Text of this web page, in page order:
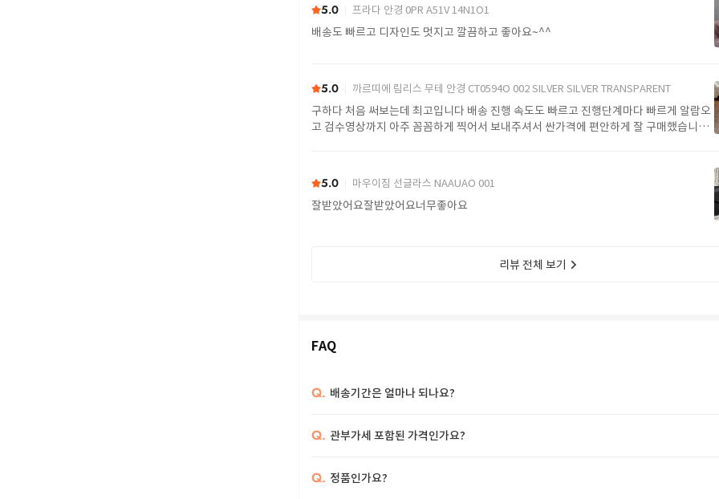
5.0 프라다 안경 0PR A51V 14N1O1
배송도 빠르고 디자인도 멋지고 깔끔하고 좋아요~^^
5.0 까르띠에 림리스 무테 안경 CT0594O 002 SILVER SILVER TRANSPARENT
구하다 처음 써보는데 최고입니다 배송 진행 속도도 빠르고 진행단계마다 빠르게 알람오
고 검수영상까지 아주 꼼꼼하게 찍어서 보내주셔서 싼가격에 편안하게 잘 구매했습니다.
5.0 마우이짐 선글라스 NAAUAO 001
잘받았어요잘받았어요너무좋아요
리뷰 전체 보기
FAQ
Q. 배송기간은 얼마나 되나요?
Q. 관부가세 포함된 가격인가요?
Q. 정품인가요?